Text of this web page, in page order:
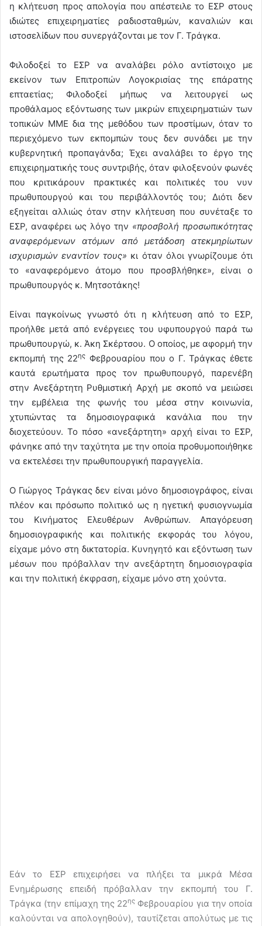
η κλήτευση προς απολογία που απέστειλε το ΕΣΡ στους
ιδιώτες επιχειρηματίες ραδιοσταθμών, καναλιών και
ιστοσελίδων που συνεργάζονται με τον Γ. Τράγκα.
Φιλοδοξεί το ΕΣΡ να αναλάβει ρόλο αντίστοιχο με
εκείνον των Επιτροπών Λογοκρισίας της επάρατης
επταετίας; Φιλοδοξεί μήπως να λειτουργεί ως
προθάλαμος εξόντωσης των μικρών επιχειρηματιών των
τοπικών ΜΜΕ δια της μεθόδου των προστίμων, όταν το
περιεχόμενο των εκπομπών τους δεν συνάδει με την
κυβερνητική προπαγάνδα; Έχει αναλάβει το έργο της
επιχειρηματικής τους συντριβής, όταν φιλοξενούν φωνές
που κριτικάρουν πρακτικές και πολιτικές του νυν
πρωθυπουργού και του περιβάλλοντός του; Διότι δεν
εξηγείται αλλιώς όταν στην κλήτευση που συνέταξε το
ΕΣΡ, αναφέρει ως λόγο την «προσβολή προσωπικότητας
αναφερόμενων ατόμων από μετάδοση ατεκμηρίωτων
ισχυρισμών εναντίον τους» κι όταν όλοι γνωρίζουμε ότι
το «αναφερόμενο άτομο που προσβλήθηκε», είναι ο
πρωθυπουργός κ. Μητσοτάκης!
Είναι παγκοίνως γνωστό ότι η κλήτευση από το ΕΣΡ,
προήλθε μετά από ενέργειες του υφυπουργού παρά τω
πρωθυπουργώ, κ. Άκη Σκέρτσου. Ο οποίος, με αφορμή την
εκπομπή της 22ης Φεβρουαρίου που ο Γ. Τράγκας έθετε
καυτά ερωτήματα προς τον πρωθυπουργό, παρενέβη
στην Ανεξάρτητη Ρυθμιστική Αρχή με σκοπό να μειώσει
την εμβέλεια της φωνής του μέσα στην κοινωνία,
χτυπώντας τα δημοσιογραφικά κανάλια που την
διοχετεύουν. Το πόσο «ανεξάρτητη» αρχή είναι το ΕΣΡ,
φάνηκε από την ταχύτητα με την οποία προθυμοποιήθηκε
να εκτελέσει την πρωθυπουργική παραγγελία.
Ο Γιώργος Τράγκας δεν είναι μόνο δημοσιογράφος, είναι
πλέον και πρόσωπο πολιτικό ως η ηγετική φυσιογνωμία
του Κινήματος Ελευθέρων Ανθρώπων. Απαγόρευση
δημοσιογραφικής και πολιτικής εκφοράς του λόγου,
είχαμε μόνο στη δικτατορία. Κυνηγητό και εξόντωση των
μέσων που πρόβαλλαν την ανεξάρτητη δημοσιογραφία
και την πολιτική έκφραση, είχαμε μόνο στη χούντα.
Εάν το ΕΣΡ επιχειρήσει να πλήξει τα μικρά Μέσα
Ενημέρωσης επειδή πρόβαλλαν την εκπομπή του Γ.
Τράγκα (την επίμαχη της 22ης Φεβρουαρίου για την οποία
καλούνται να απολογηθούν), ταυτίζεται απολύτως με τις